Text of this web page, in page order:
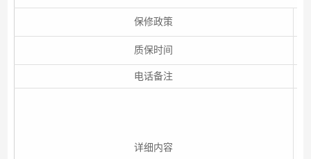
保修政策
质保时间
电话备注
详细内容